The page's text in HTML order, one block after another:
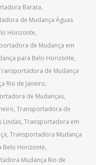
Barata,
de Mudança Águas
Horizonte,
de Mudança em
para Belo Horizonte,
de Mudança
Rio de Janeiro,
de Mudanças,
, Transportadora de
Lindas, Transportadora em
, Transportadora Mudança
Belo Horizonte,
Mudança Rio de